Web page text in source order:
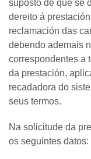
suposto de que se
dereito á
reclamación das
debendo ademais
correspondentes a
da prestación,
recadadora do
seus termos.
Na solicitude da
os seguintes datos: